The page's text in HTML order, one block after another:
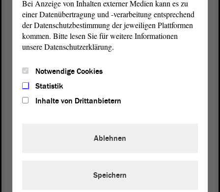
ein vollumfängliches Verbot von Feuerwerk darf es
nicht geben. Das lehnen wir ab.
Im Übrigen sehen wir es so: Pyrotechnik ist doch
kein Verbrechen,
(Lachen bei der AfD)
und darum müssen wir dafür kämpfen, meine sehr
(Beifall und Lachen bei der AfD)
(Beifall bei der AfD)
Bei Anzeige von Inhalten externer Medien kann es zu
einer Datenübertragung und -verarbeitung entsprechend
der Datenschutzbestimmung der jeweiligen Plattformen
kommen. Bitte lesen Sie für weitere Informationen
unsere Datenschutzerklärung.
Notwendige Cookies
Statistik
Inhalte von Drittanbietern
Ablehnen
Speichern